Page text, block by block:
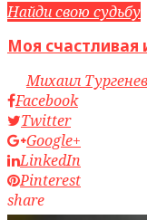
Найди свою судьбу
Моя счастливая
byМихаил Тургенев
Facebook
Twitter
Google+
LinkedIn
Pinterest
share